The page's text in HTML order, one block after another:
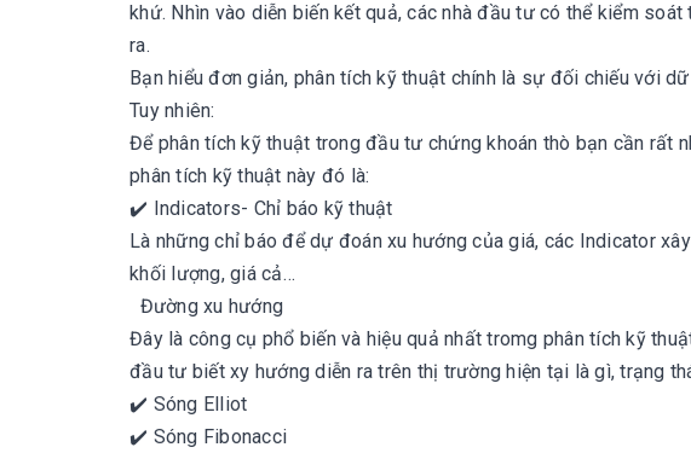
khứ. Nhìn vào diễn biến kết quả, các nhà đầu tư có thể kiểm
ra.
Bạn hiểu đơn giản, phân tích kỹ thuật chính là sự đối chiếu với
Tuy nhiên:
Để phân tích kỹ thuật trong đầu tư chứng khoán thò bạn cần rất
phân tích kỹ thuật này đó là:
✔️ Indicators- Chỉ báo kỹ thuật
Là những chỉ báo để dự đoán xu hướng của giá, các Indicator
khối lượng, giá cả…
Đường xu hướng
Đây là công cụ phổ biến và hiệu quả nhất tromg phân tích kỹ
đầu tư biết xy hướng diễn ra trên thị trường hiện tại là gì, trạng
✔️ Sóng Elliot
✔️ Sóng Fibonacci